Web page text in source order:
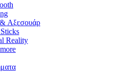
Αξεσουάρ
Reality